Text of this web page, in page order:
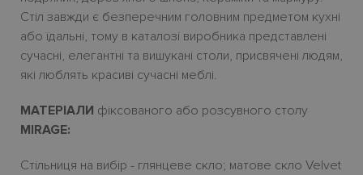
Стіл завжди є безперечним головним предметом кухні
або їдальні, тому в каталозі виробника представлені
сучасні, елегантні та вишукані столи, присвячені людям,
які люблять красиві сучасні меблі.
МАТЕРІАЛИ фіксованого або розсувного столу
MIRAGE:
Стільниця на вибір - глянцеве скло; матове скло Velvet